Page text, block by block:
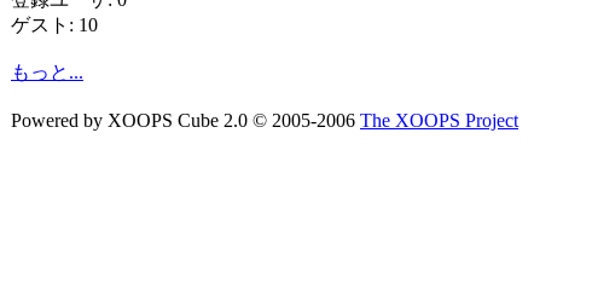
ゲスト: 10
もっと...
Powered by XOOPS Cube 2.0 © 2005-2006 The XOOPS Project